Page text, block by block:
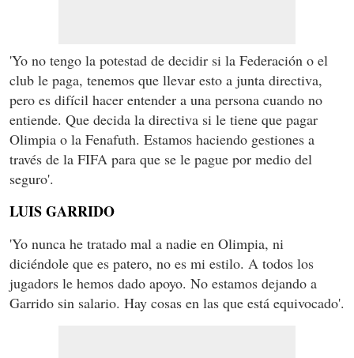
'Yo no tengo la potestad de decidir si la Federación o el
club le paga, tenemos que llevar esto a junta directiva,
pero es difícil hacer entender a una persona cuando no
entiende. Que decida la directiva si le tiene que pagar
Olimpia o la Fenafuth. Estamos haciendo gestiones a
través de la FIFA para que se le pague por medio del
seguro'.
LUIS GARRIDO
'Yo nunca he tratado mal a nadie en Olimpia, ni
diciéndole que es patero, no es mi estilo. A todos los
jugadors le hemos dado apoyo. No estamos dejando a
Garrido sin salario. Hay cosas en las que está equivocado'.